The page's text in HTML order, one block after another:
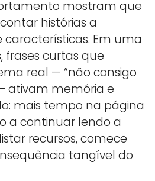
mostram que
histórias a
características. Em uma
frases curtas que
real — “não consigo
ativam memória e
mais tempo na página
a continuar lendo a
recursos, comece
tangível do